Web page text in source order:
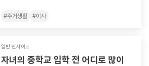
#주거생활 #이사
일반 인사이트
자녀의 중학교 입학 전 어디로 많이